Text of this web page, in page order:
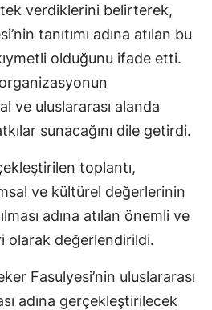
Şırnak
Bartın
Ardahan
Yalova
Karabük
Osmaniye
verdiklerini belirterek,
tanıtımı adına atılan bu
olduğunu ifade etti.
ve uluslararası alanda
sunacağını dile getirdi.
toplantı,
ve kültürel değerlerinin
adına atılan önemli ve
olarak değerlendirildi.
Fasulyesi’nin uluslararası
adına gerçekleştirilecek